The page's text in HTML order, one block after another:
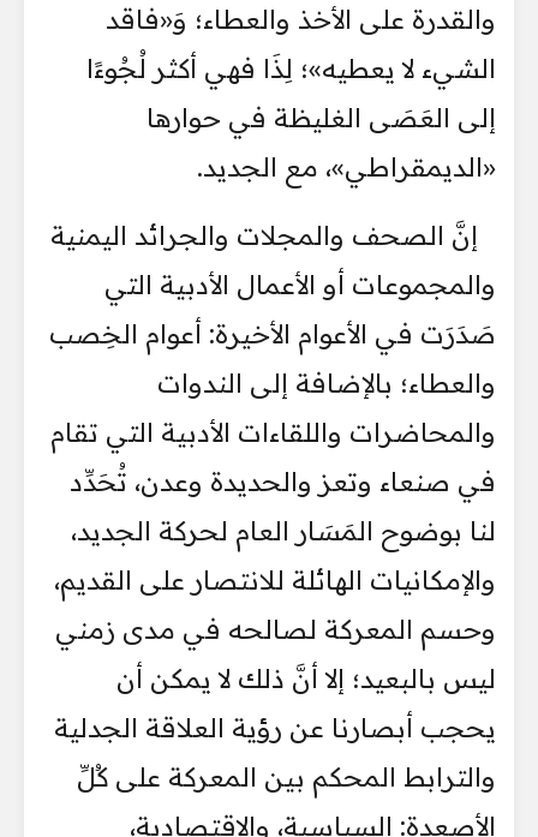
والقدرة على الأخذ والعطاء؛ وَ«فاقد
الشيء لا يعطيه»؛ لِذَا فهي أكثر لُجُوءًا
إلى العَصَى الغليظة في حوارها
«الديمقراطي»، مع الجديد.
إنَّ الصحف والمجلات والجرائد اليمنية
والمجموعات أو الأعمال الأدبية التي
صَدَرَت في الأعوام الأخيرة: أعوام الخِصب
والعطاء؛ بالإضافة إلى الندوات
والمحاضرات واللقاءات الأدبية التي تقام
في صنعاء وتعز والحديدة وعدن، تُحَدِّد
لنا بوضوح المَسَار العام لحركة الجديد،
والإمكانيات الهائلة للانتصار على القديم،
وحسم المعركة لصالحه في مدى زمني
ليس بالبعيد؛ إلا أنَّ ذلك لا يمكن أن
يحجب أبصارنا عن رؤية العلاقة الجدلية
والترابط المحكم بين المعركة على كُلِّ
الأصعدة: السياسية، والاقتصادية،